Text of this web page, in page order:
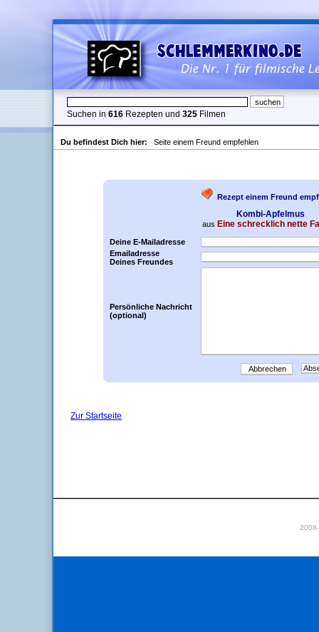
Suchen in 616 Rezepten und 325 Filmen
Du befindest Dich hier: Seite einem Freund empfehlen
Rezept einem Freund
Kombi-Apfelmus
aus Eine schrecklich nette
Deine E-Mailadresse
Emailadresse
Deines Freundes
Persönliche Nachricht
(optional)
Abbrechen
Zur Startseite